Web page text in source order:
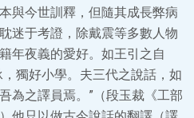
與今世訓釋，但隨其成長弊病
迷于考證，除戴震等多數人物
年夜義的愛好。如王引之自
獨好小學。夫三代之說話，如
為之譯員焉。”（段玉裁《工部